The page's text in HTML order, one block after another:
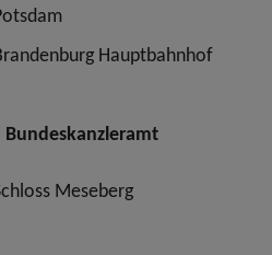
Hauptbahnhof
Meseberg